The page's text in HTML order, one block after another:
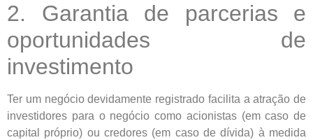
2. Garantia de parcerias e
oportunidades de
investimento
Ter um negócio devidamente registrado facilita a atração de
investidores para o negócio como acionistas (em caso de
capital próprio) ou credores (em caso de dívida) à medida